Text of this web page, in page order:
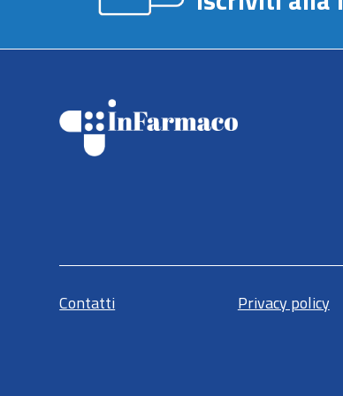
Contatti Privacy policy